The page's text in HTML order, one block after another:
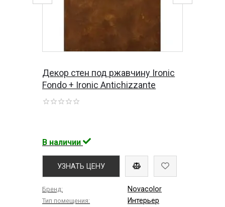
Декор стен под ржавчину Ironic
Fondo + Ironic Antichizzante
В наличии
УЗНАТЬ ЦЕНУ
Бренд: Novacolor
Тип помещения: Интерьер